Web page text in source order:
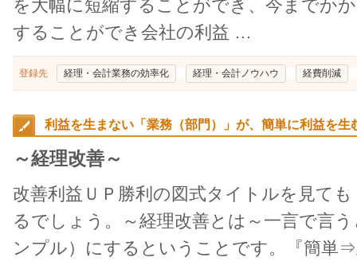
を大幅に短縮することができ、今までか
することができ会社の利益 …
登録先 経理・会計業務の効率化 経理・会計ノウハウ 経費削減
利益を生まない「業務（部門）」が、簡単に利益を
～経理改善～
改善利益ＵＰ勝利の図式タイトルを見て
るでしょう。～経理改善とは～一言で言
ンプル）にするということです。『簡単